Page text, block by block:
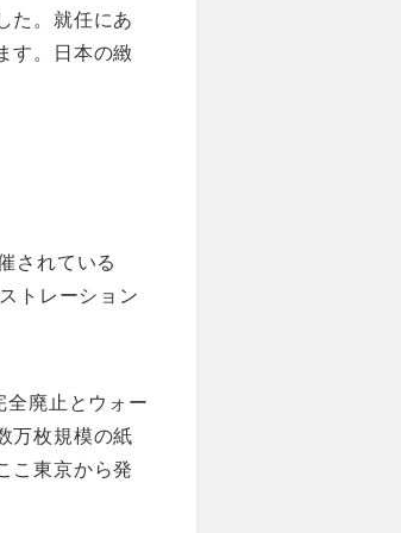
た。就任にあ
す。日本の緻
されている
トレーション
全廃止とウォー
万枚規模の紙
こ東京から発